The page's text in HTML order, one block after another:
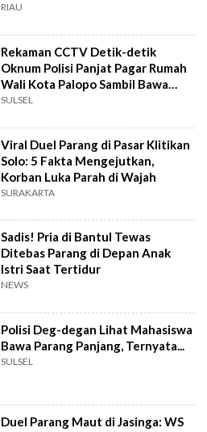
RIAU
Rekaman CCTV Detik-detik
Oknum Polisi Panjat Pagar Rumah
Wali Kota Palopo Sambil Bawa
Senjata Tajam
SULSEL
Viral Duel Parang di Pasar Klitikan
Solo: 5 Fakta Mengejutkan,
Korban Luka Parah di Wajah
SURAKARTA
Sadis! Pria di Bantul Tewas
Ditebas Parang di Depan Anak
Istri Saat Tertidur
NEWS
Polisi Deg-degan Lihat Mahasiswa
Bawa Parang Panjang, Ternyata...
SULSEL
Duel Parang Maut di Jasinga: WS